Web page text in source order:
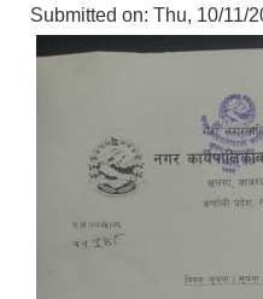
Submitted on: Thu, 10/11/